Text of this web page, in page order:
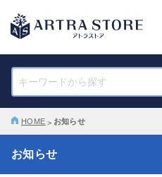
HOME お知らせ
お知らせ